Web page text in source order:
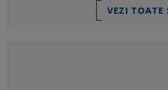
VEZI TOATE